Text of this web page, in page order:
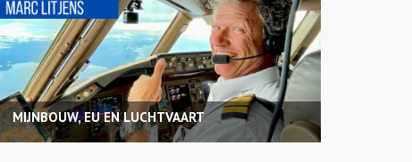
MIJNBOUW, EU EN LUCHTVAART